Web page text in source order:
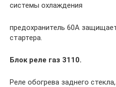
системы охлаждения
предохранитель 60А
стартера.
Блок реле газ 3110.
Реле обогрева заднего